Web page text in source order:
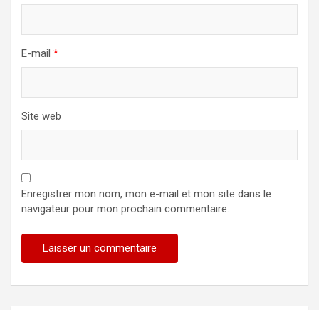
E-mail *
Site web
Enregistrer mon nom, mon e-mail et mon site dans le
navigateur pour mon prochain commentaire.